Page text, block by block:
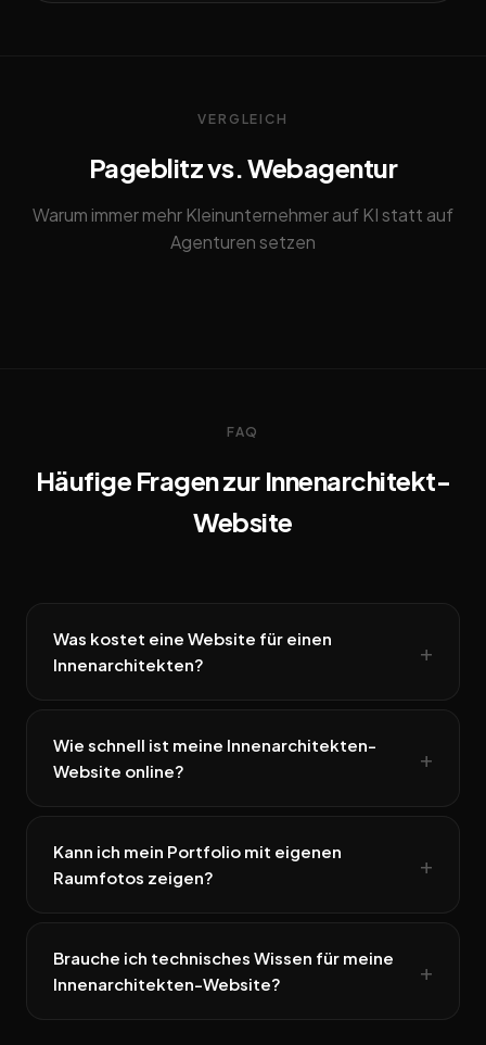
VERGLEICH
Pageblitz vs. Webagentur
Warum immer mehr Kleinunternehmer auf KI statt auf
Agenturen setzen
FAQ
Häufige Fragen zur Innenarchitekt-
Website
Was kostet eine Website für einen
Innenarchitekten?
Wie schnell ist meine Innenarchitekten-
Website online?
Kann ich mein Portfolio mit eigenen
Raumfotos zeigen?
Brauche ich technisches Wissen für meine
Innenarchitekten-Website?